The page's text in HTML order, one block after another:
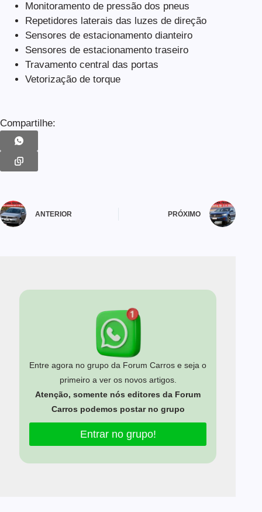
Monitoramento de pressão dos pneus
Repetidores laterais das luzes de direção
Sensores de estacionamento dianteiro
Sensores de estacionamento traseiro
Travamento central das portas
Vetorização de torque
Compartilhe:
ANTERIOR PRÓXIMO
Entre agora no grupo da Forum Carros e seja o
primeiro a ver os novos artigos.
Atenção, somente nós editores da Forum
Carros podemos postar no grupo
Entrar no grupo!